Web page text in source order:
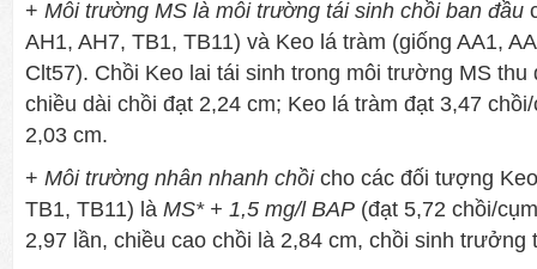
+ Môi trường MS là môi trường tái sinh chồi ban đầu
AH1, AH7, TB1, TB11) và Keo lá tràm (giống AA1,
Clt57). Chồi Keo lai tái sinh trong môi trường MS
chiều dài chồi đạt 2,24 cm; Keo lá tràm đạt 3,47
2,03 cm.
+ Môi trường nhân nhanh chồicho các đối tượng
TB1, TB11) là MS* + 1,5 mg/l BAP (đạt 5,72 chồi/
2,97 lần, chiều cao chồi là 2,84 cm, chồi sinh trưởng